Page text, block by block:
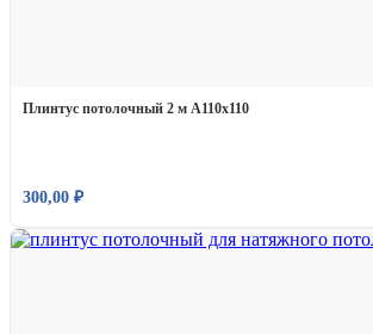
Плинтус потолочный 2 м А110х110
300,00 ₽